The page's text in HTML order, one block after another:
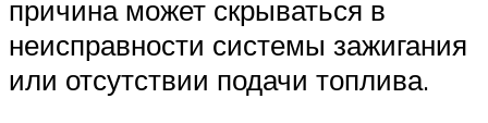
причина может скрываться в
неисправности системы зажигания
или отсутствии подачи топлива.